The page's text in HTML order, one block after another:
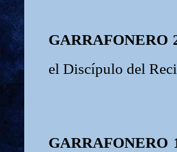
GARRAFONERO
el Discípulo del